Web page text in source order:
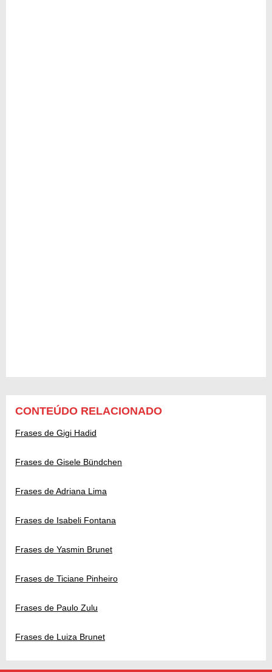
CONTEÚDO RELACIONADO
Frases de Gigi Hadid
Frases de Gisele Bündchen
Frases de Adriana Lima
Frases de Isabeli Fontana
Frases de Yasmin Brunet
Frases de Ticiane Pinheiro
Frases de Paulo Zulu
Frases de Luiza Brunet